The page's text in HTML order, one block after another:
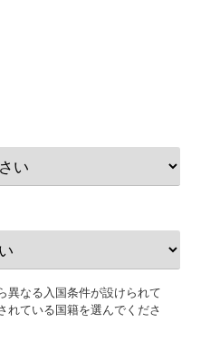
異なる入国条件が設けられて
れている国籍を選んでくださ